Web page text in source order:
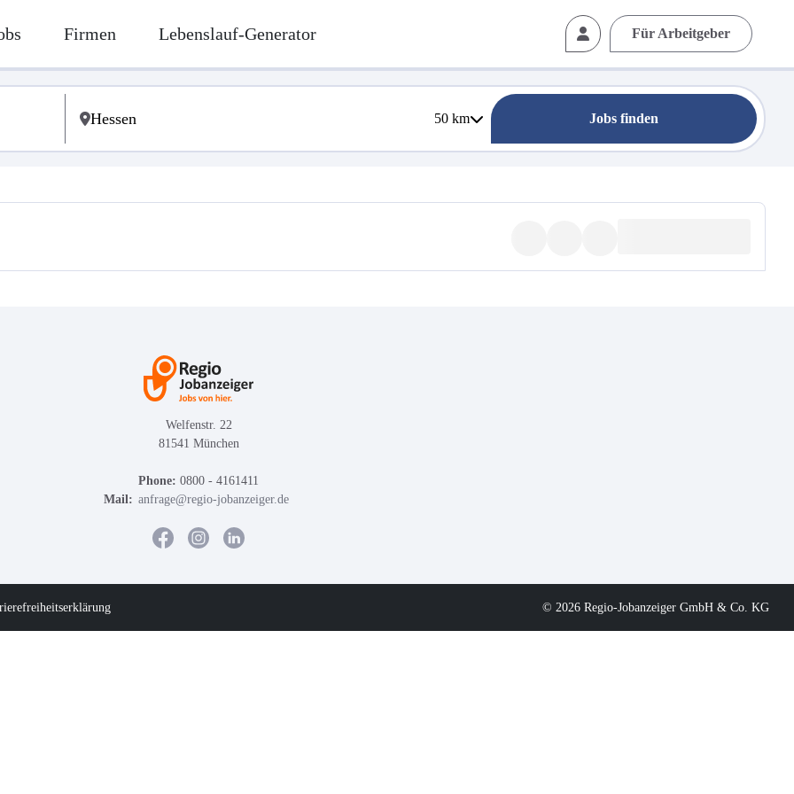
Firmen Lebenslauf-Generator Für Arbeitgeber
50km Jobs finden
Welfenstr. 22
81541 München
Phone: 0800 - 4161411
Mail: anfrage@regio-jobanzeiger.de
© 2026 Regio-Jobanzeiger GmbH & Co. KG